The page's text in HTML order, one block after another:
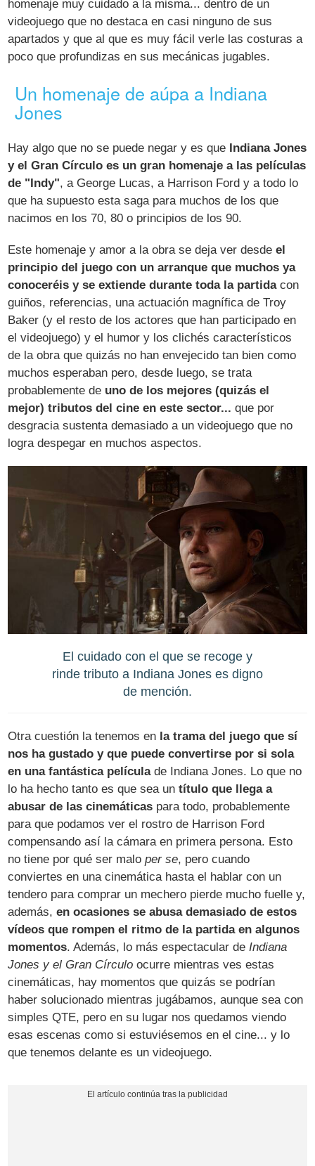
homenaje muy cuidado a la misma... dentro de un
videojuego que no destaca en casi ninguno de sus
apartados y que al que es muy fácil verle las costuras a
poco que profundizas en sus mecánicas jugables.
Un homenaje de aúpa a Indiana
Jones
Hay algo que no se puede negar y es que Indiana Jones
y el Gran Círculo es un gran homenaje a las películas
de "Indy", a George Lucas, a Harrison Ford y a todo lo
que ha supuesto esta saga para muchos de los que
nacimos en los 70, 80 o principios de los 90.
Este homenaje y amor a la obra se deja ver desdeel
principio del juego con un arranque que muchos ya
conoceréis y se extiende durante toda la partidacon
guiños, referencias, una actuación magnífica de Troy
Baker (y el resto de los actores que han participado en
el videojuego) y el humor y los clichés característicos
de la obra que quizás no han envejecido tan bien como
muchos esperaban pero, desde luego, se trata
probablemente de uno de los mejores (quizás el
mejor) tributos del cine en este sector... que por
desgracia sustenta demasiado a un videojuego que no
logra despegar en muchos aspectos.
El cuidado con el que se recoge y
rinde tributo a Indiana Jones es digno
de mención.
Otra cuestión la tenemos en la trama del juego que sí
nos ha gustado y que puede convertirse por si sola
en una fantástica películade Indiana Jones. Lo que no
lo ha hecho tanto es que sea untítulo que llega a
abusar de las cinemáticas para todo, probablemente
para que podamos ver el rostro de Harrison Ford
compensando así la cámara en primera persona. Esto
no tiene por qué ser maloper se, pero cuando
conviertes en una cinemática hasta el hablar con un
tendero para comprar un mechero pierde mucho fuelle y,
además,en ocasiones se abusa demasiado de estos
vídeos que rompen el ritmo de la partida en algunos
momentos. Además, lo más espectacular de Indiana
Jones y el Gran Círculo ocurre mientras ves estas
cinemáticas, hay momentos que quizás se podrían
haber solucionado mientras jugábamos, aunque sea con
simples QTE, pero en su lugar nos quedamos viendo
esas escenas como si estuviésemos en el cine... y lo
que tenemos delante es un videojuego.